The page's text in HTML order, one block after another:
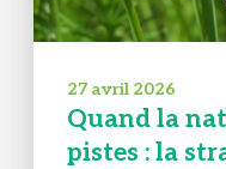
27 avril 2026
Quand la
pistes : la